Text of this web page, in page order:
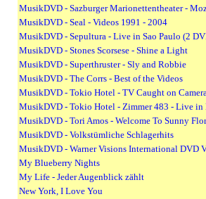
MusikDVD - Sazburger Marionettentheater -
MusikDVD - Seal - Videos 1991 - 2004
MusikDVD - Sepultura - Live in Sao Paulo (2
MusikDVD - Stones Scorsese - Shine a Light
MusikDVD - Superthruster - Sly and Robbie
MusikDVD - The Corrs - Best of the Videos
MusikDVD - Tokio Hotel - TV Caught on
MusikDVD - Tokio Hotel - Zimmer 483 - Live in
MusikDVD - Tori Amos - Welcome To Sunny
MusikDVD - Volkstümliche Schlagerhits
MusikDVD - Warner Visions International DVD
My Blueberry Nights
My Life - Jeder Augenblick zählt
New York, I Love You